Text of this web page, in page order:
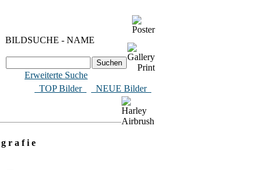
BILDSUCHE - NAME
Erweiterte Suche
​ TOP Bilder
NEUE Bilder
r a f i e